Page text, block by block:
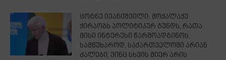
ცოტნე ივანიშვილი: მოქალაქე
ქირაობს პოლიტიკურ გუნდს, რათა
მისი ინტერესი წარმოადგინოს,
სამწუხაროდ, საქართველოში არიან
ძალები, ვინც სხვის მიერ არის